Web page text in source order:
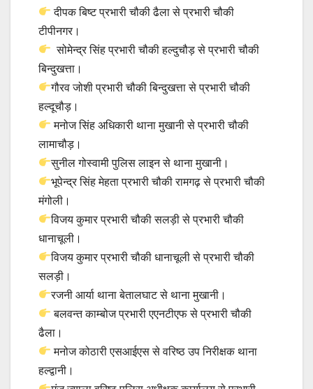
दीपक बिष्ट प्रभारी चौकी ढैला से प्रभारी चौकी
टीपीनगर।
सोमेन्द्र सिंह प्रभारी चौकी हल्दुचौड़ से प्रभारी चौकी
बिन्दुखत्ता।
गौरव जोशी प्रभारी चौकी बिन्दुखत्ता से प्रभारी चौकी
हल्दूचौड़।
मनोज सिंह अधिकारी थाना मुखानी से प्रभारी चौकी
लामाचौड़।
सुनील गोस्वामी पुलिस लाइन से थाना मुखानी।
भूपेन्द्र सिंह मेहता प्रभारी चौकी रामगढ़ से प्रभारी चौकी
मंगोली।
विजय कुमार प्रभारी चौकी सलड़ी से प्रभारी चौकी
धानाचूली।
विजय कुमार प्रभारी चौकी धानाचूली से प्रभारी चौकी
सलड़ी।
रजनी आर्या थाना बेतालघाट से थाना मुखानी।
बलवन्त काम्बोज प्रभारी एएनटीएफ से प्रभारी चौकी
ढैला।
मनोज कोठारी एसआईएस से वरिष्ठ उप निरीक्षक थाना
हल्द्वानी।